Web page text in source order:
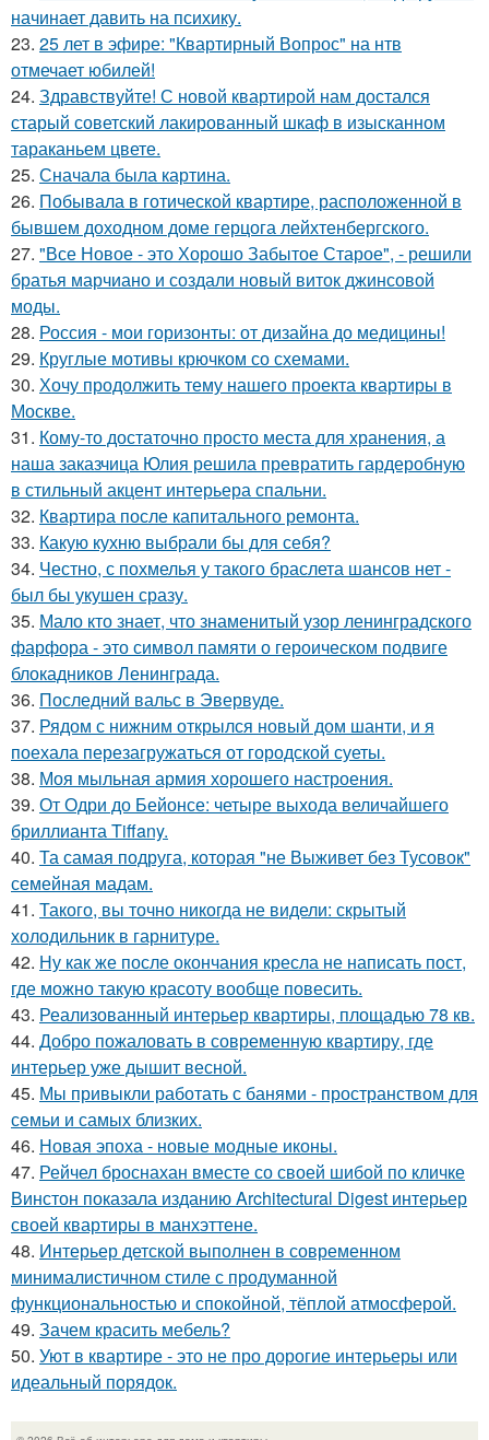
начинает давить на психику.
23. 25 лет в эфире: "Квартирный Вопрос" на нтв
отмечает юбилей!
24. Здравствуйте! С новой квартирой нам достался
старый советский лакированный шкаф в изысканном
тараканьем цвете.
25. Сначала была картина.
26. Побывала в готической квартире, расположенной в
бывшем доходном доме герцога лейхтенбергского.
27. "Все Новое - это Хорошо Забытое Старое", - решили
братья марчиано и создали новый виток джинсовой
моды.
28. Россия - мои горизонты: от дизайна до медицины!
29. Круглые мотивы крючком со схемами.
30. Хочу продолжить тему нашего проекта квартиры в
Москве.
31. Кому-то достаточно просто места для хранения, а
наша заказчица Юлия решила превратить гардеробную
в стильный акцент интерьера спальни.
32. Квартира после капитального ремонта.
33. Какую кухню выбрали бы для себя?
34. Честно, с похмелья у такого браслета шансов нет -
был бы укушен сразу.
35. Мало кто знает, что знаменитый узор ленинградского
фарфора - это символ памяти о героическом подвиге
блокадников Ленинграда.
36. Последний вальс в Эвервуде.
37. Рядом с нижним открылся новый дом шанти, и я
поехала перезагружаться от городской суеты.
38. Моя мыльная армия хорошего настроения.
39. От Одри до Бейонсе: четыре выхода величайшего
бриллианта Tiffany.
40. Та самая подруга, которая "не Выживет без Тусовок"
семейная мадам.
41. Такого, вы точно никогда не видели: скрытый
холодильник в гарнитуре.
42. Ну как же после окончания кресла не написать пост,
где можно такую красоту вообще повесить.
43. Реализованный интерьер квартиры, площадью 78 кв.
44. Добро пожаловать в современную квартиру, где
интерьер уже дышит весной.
45. Мы привыкли работать с банями - пространством для
семьи и самых близких.
46. Новая эпоха - новые модные иконы.
47. Рейчел броснахан вместе со своей шибой по кличке
Винстон показала изданию Architectural Digest интерьер
своей квартиры в манхэттене.
48. Интерьер детской выполнен в современном
минималистичном стиле с продуманной
функциональностью и спокойной, тёплой атмосферой.
49. Зачем красить мебель?
50. Уют в квартире - это не про дорогие интерьеры или
идеальный порядок.